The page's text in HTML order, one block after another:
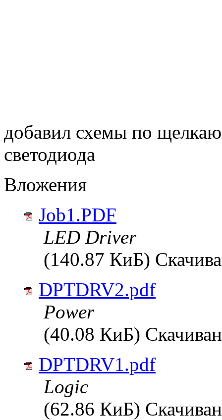
добавил схемы по
светодиода
Вложения
Job1.PDF
LED Driver
(140.87 КиБ)
DPTDRV2.pdf
Power
(40.08 КиБ)
DPTDRV1.pdf
Logic
(62.86 КиБ)